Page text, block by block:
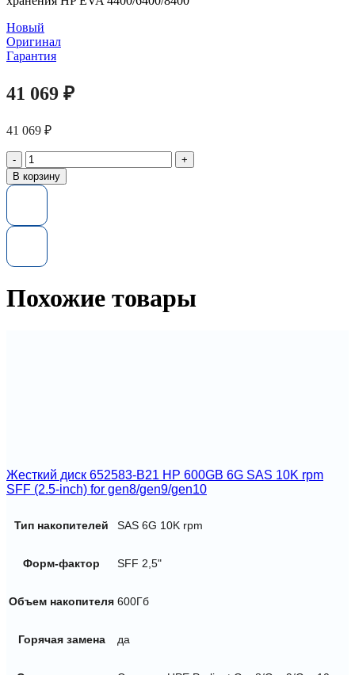
Новый
Оригинал
Гарантия
41 069 ₽
41 069 ₽
Количество
товара
Жесткий
BV898A
fata
В корзину
Похожие товары
Жесткий диск 652583-B21 HP 600GB 6G SAS 10K rpm
SFF (2.5-inch) for gen8/gen9/gen10
Тип накопителей SAS 6G 10K rpm
Форм-фактор SFF 2,5"
Объем накопителя 600Гб
Горячая замена да